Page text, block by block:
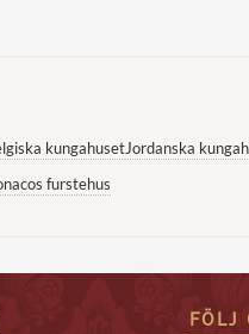
kungahusetJordanska
furstehus
FÖLJ